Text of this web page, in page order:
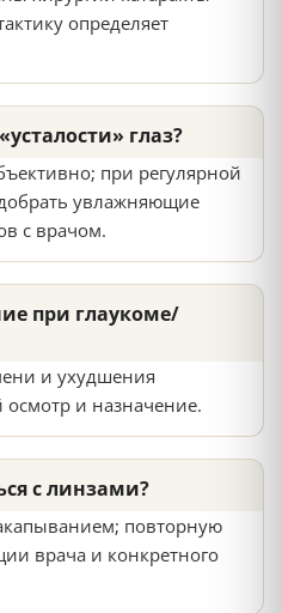
определяет
глаз?
при регулярной
увлажняющие
с врачом.
при глаукоме/
и ухудшения
и назначение.
с линзами?
повторную
врача и конкретного